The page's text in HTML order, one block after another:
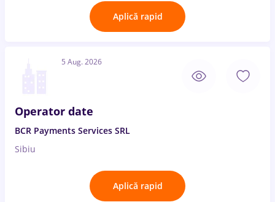
Aplică rapid
5 Aug. 2026
Operator date
BCR Payments Services SRL
Sibiu
Aplică rapid